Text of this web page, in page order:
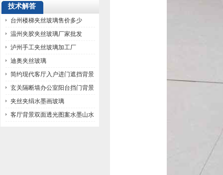
技术解答
台州楼梯夹丝玻璃售价多少
温州夹胶夹丝玻璃厂家批发
泸州手工夹丝玻璃加工厂
迪奥夹丝玻璃
简约现代客厅入户进门遮挡背景
墙玻璃
玄关隔断墙办公室阳台挡门背景
墙玻璃
夹丝夹绢水墨画玻璃
客厅背景双面透光图案水墨山水